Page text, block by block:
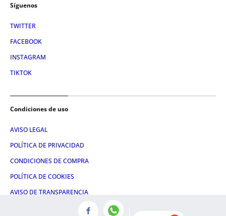
Síguenos
TWITTER
FACEBOOK
INSTAGRAM
TIKTOK
Condiciones de uso
AVISO LEGAL
POLÍTICA DE PRIVACIDAD
CONDICIONES DE COMPRA
POLÍTICA DE COOKIES
AVISO DE TRANSPARENCIA